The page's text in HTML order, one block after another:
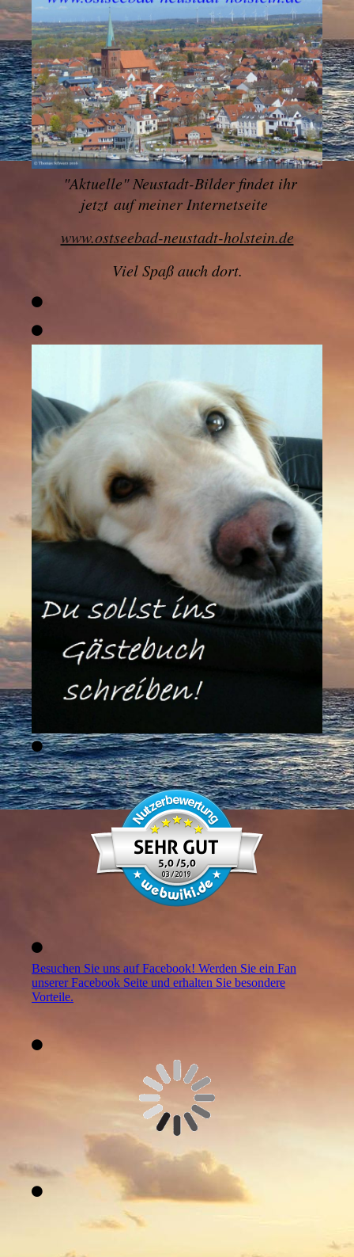
"Aktuelle" Neustadt-Bilder findet ihr
jetzt auf meiner Internetseite
www.ostseebad-neustadt-holstein.de
Viel Spaß auch dort.
Besuchen Sie uns auf Facebook! Werden Sie ein Fan
unserer Facebook Seite und erhalten Sie besondere
Vorteile.